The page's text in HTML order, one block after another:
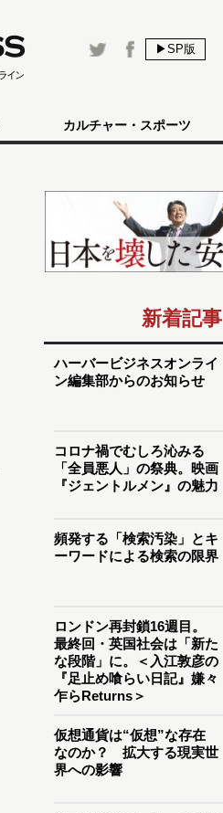
▶SP版
カルチャー・スポーツ
新着記事
ハーバービジネスオンライ
ン編集部からのお知らせ
コロナ禍でむしろ沁みる
「全員悪人」の祭典。映画
『ジェントルメン』の魅力
頻発する「検索汚染」とキ
ーワードによる検索の限界
ロンドン再封鎖16週目。
最終回・英国社会は「新た
な段階」に。＜入江敦彦の
『足止め喰らい日記』嫌々
乍らReturns＞
仮想通貨は“仮想”な存在
なのか？ 拡大する現実世
界への影響